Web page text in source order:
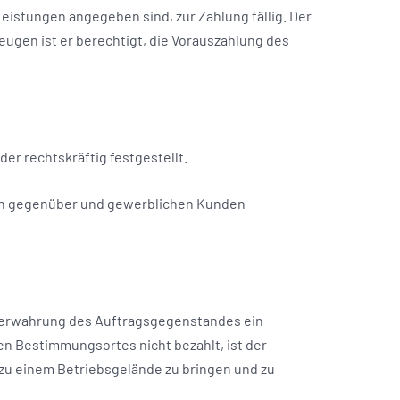
angegeben sind, zur Zahlung fällig. Der
ist er berechtigt, die Vorauszahlung des
rechtskräftig festgestellt.
gegenüber und gewerblichen Kunden
des Auftragsgegenstandes ein
Bestimmungsortes nicht bezahlt, ist der
einem Betriebsgelände zu bringen und zu